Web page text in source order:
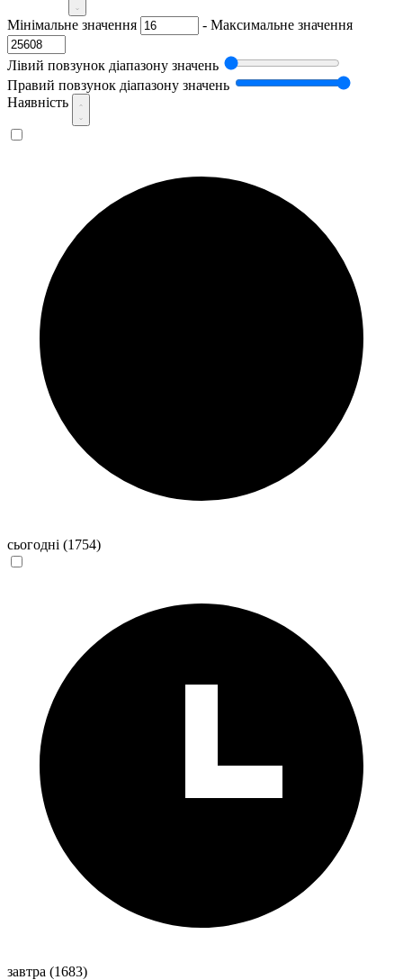
Мінімальне значення - Максимальне значення
Лівий повзунок діапазону значень
Правий повзунок діапазону значень
Наявність
сьогодні (1754)
завтра (1683)